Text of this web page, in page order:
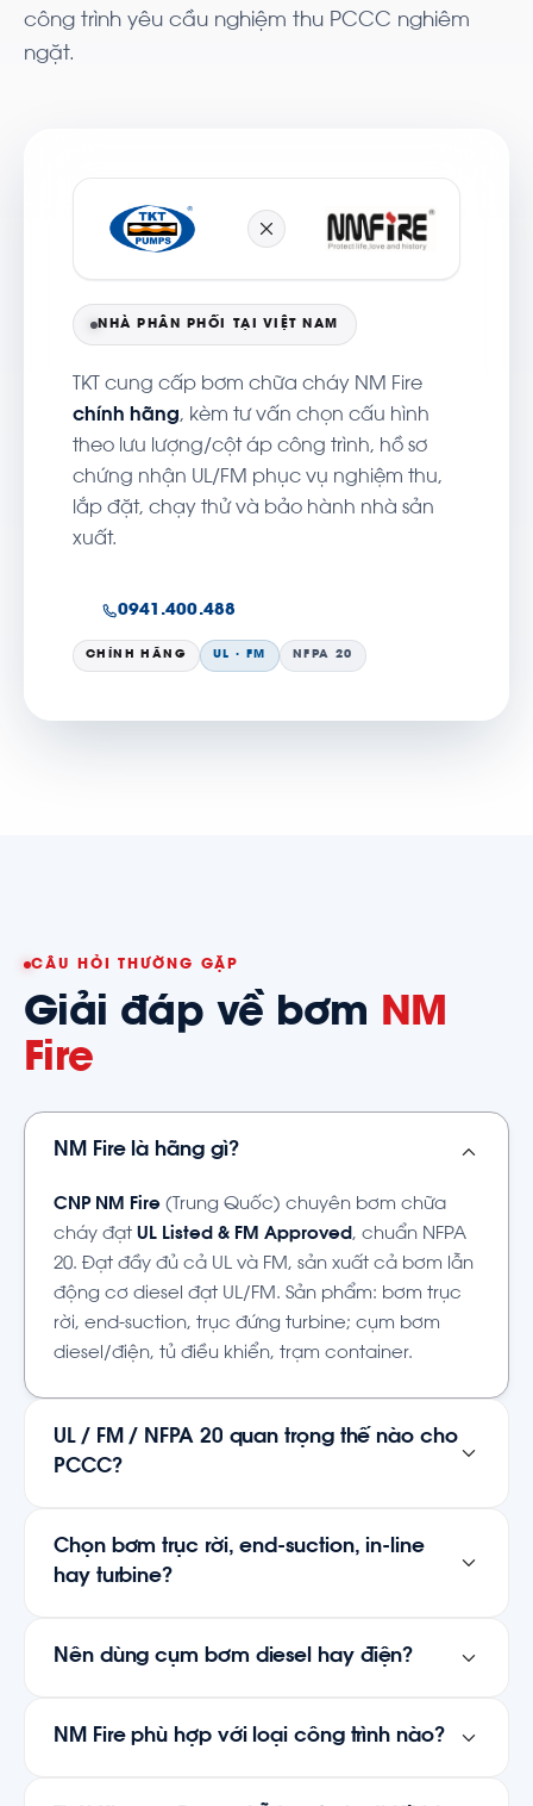
công trình yêu cầu nghiệm thu PCCC nghiêm
ngặt.
NHÀ PHÂN PHỐI TẠI VIỆT NAM
TKT cung cấp bơm chữa cháy NM Fire
chính hãng, kèm tư vấn chọn cấu hình
theo lưu lượng/cột áp công trình, hồ sơ
chứng nhận UL/FM phục vụ nghiệm thu,
lắp đặt, chạy thử và bảo hành nhà sản
xuất.
0941.400.488
CHÍNH HÃNG UL · FM NFPA 20
CÂU HỎI THƯỜNG GẶP
Giải đáp về bơm NM
Fire
NM Fire là hãng gì?
CNP NM Fire (Trung Quốc) chuyên bơm chữa
cháy đạt UL Listed & FM Approved, chuẩn NFPA
20. Đạt đầy đủ cả UL và FM, sản xuất cả bơm lẫn
động cơ diesel đạt UL/FM. Sản phẩm: bơm trục
rời, end-suction, trục đứng turbine; cụm bơm
diesel/điện, tủ điều khiển, trạm container.
UL / FM / NFPA 20 quan trọng thế nào cho
PCCC?
Chọn bơm trục rời, end-suction, in-line
hay turbine?
Nên dùng cụm bơm diesel hay điện?
NM Fire phù hợp với loại công trình nào?